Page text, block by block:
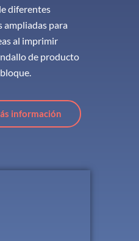
diferentes
ampliadas para
al imprimir
de producto
información